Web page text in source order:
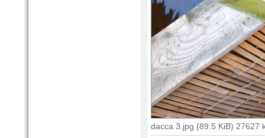
dacca 3.jpg (89.5 KiB) 27627